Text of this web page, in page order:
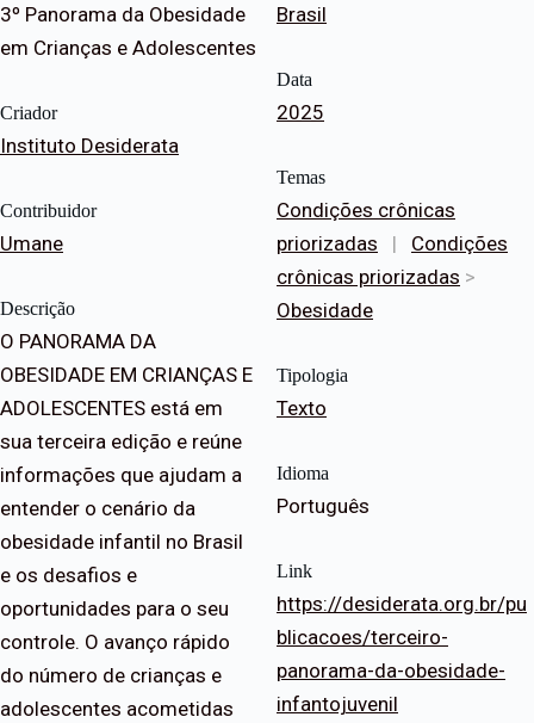
3º Panorama da Obesidade
em Crianças e Adolescentes
Criador
Instituto Desiderata
Contribuidor
Umane
Descrição
O PANORAMA DA
OBESIDADE EM CRIANÇAS E
ADOLESCENTES está em
sua terceira edição e reúne
informações que ajudam a
entender o cenário da
obesidade infantil no Brasil
e os desafios e
oportunidades para o seu
controle. O avanço rápido
do número de crianças e
adolescentes acometidas
Brasil
Data
2025
Temas
Condições crônicas
priorizadas
|
Condições
crônicas priorizadas >
Obesidade
Tipologia
Texto
Idioma
Português
Link
https://desiderata.org.br/pu
blicacoes/terceiro-
panorama-da-obesidade-
infantojuvenil